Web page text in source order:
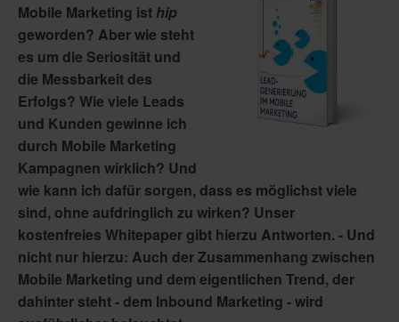
Mobile Marketing ist hip
geworden? Aber wie steht
es um die Seriosität und
die Messbarkeit des
Erfolgs? Wie viele Leads
und Kunden gewinne ich
durch Mobile Marketing
Kampagnen wirklich? Und
wie kann ich dafür sorgen, dass es möglichst viele
sind, ohne aufdringlich zu wirken? Unser
kostenfreies Whitepaper gibt hierzu Antworten. - Und
nicht nur hierzu: Auch der Zusammenhang zwischen
Mobile Marketing und dem eigentlichen Trend, der
dahinter steht - dem Inbound Marketing - wird